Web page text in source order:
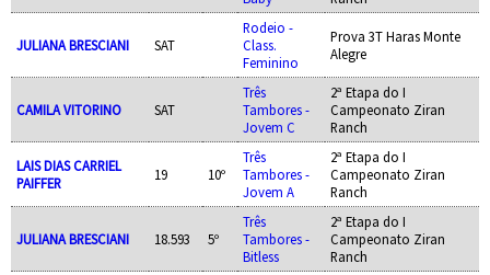
JULIANA BRESCIANI SAT
Rodeio -
Class.
Feminino
Prova 3T Haras Monte
Alegre
CAMILA VITORINO SAT
Três
Tambores -
Jovem C
2ª Etapa do I
Campeonato Ziran
Ranch
LAIS DIAS CARRIEL
PAIFFER
19 10º
Três
Tambores -
Jovem A
2ª Etapa do I
Campeonato Ziran
Ranch
JULIANA BRESCIANI 18.593 5º
Três
Tambores -
Bitless
2ª Etapa do I
Campeonato Ziran
Ranch